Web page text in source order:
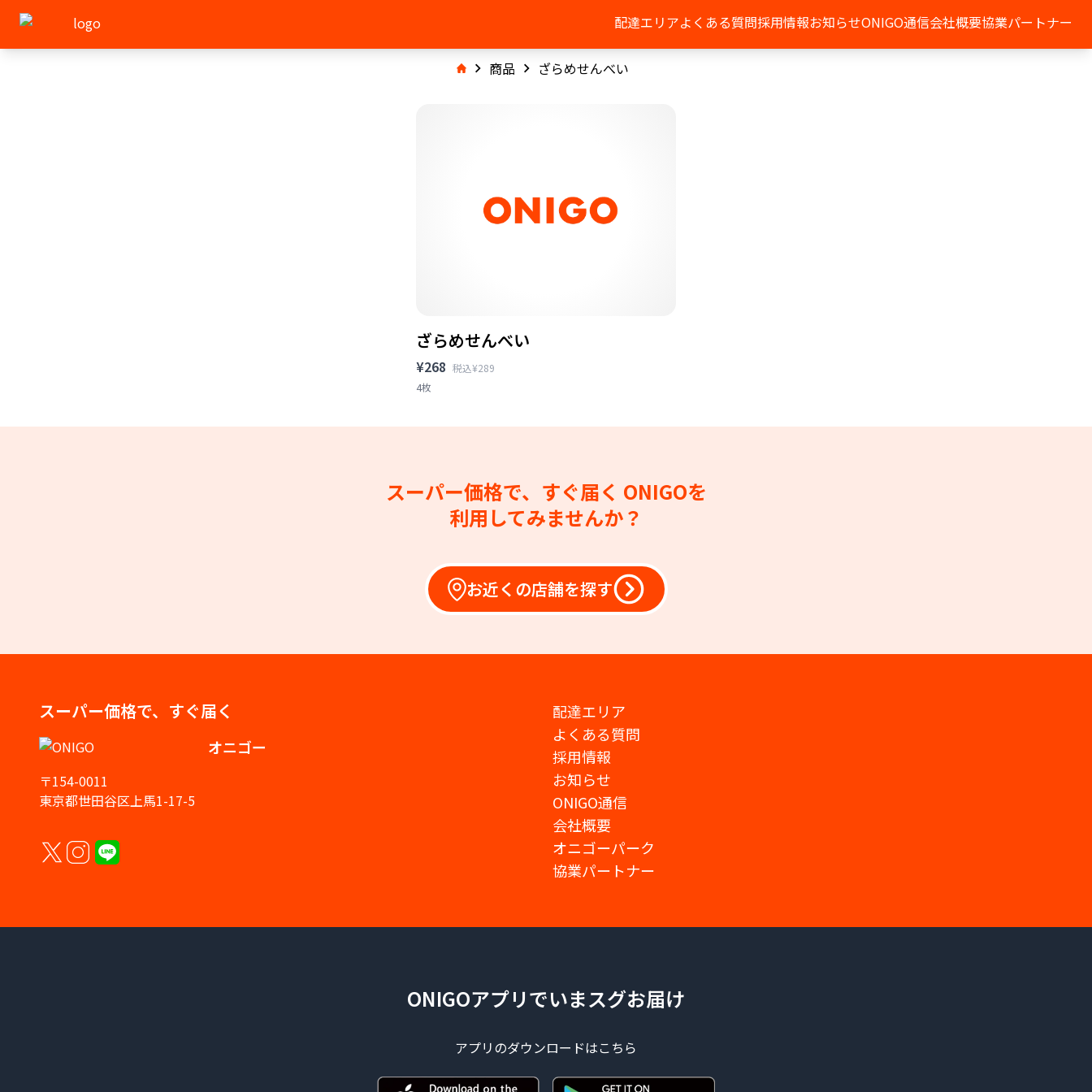
配達エリアよくある質問採用情報お知らせONIGO通信会社概要協業パートナー
商品 ざらめせんべい
ざらめせんべい
¥268 税込¥289
4枚
スーパー価格で、すぐ届く ONIGOを
利用してみませんか？
お近くの店舗を探す
スーパー価格で、すぐ届く
オニゴー
〒154-0011
東京都世田谷区上馬1-17-5
配達エリア
よくある質問
採用情報
お知らせ
ONIGO通信
会社概要
オニゴーパーク
協業パートナー
ONIGOアプリでいまスグお届け
アプリのダウンロードはこちら